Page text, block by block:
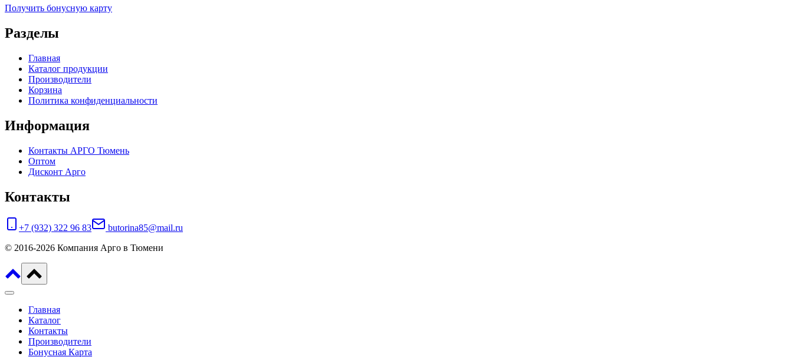
Получить бонусную карту
Разделы
Главная
Каталог продукции
Производители
Корзина
Политика конфиденциальности
Информация
Контакты АРГО Тюмень
Оптом
Дисконт Арго
Контакты
+7 (932) 322 96 83
butorina85@mail.ru
© 2016-2026 Компания Арго в Тюмени
Главная
Каталог
Контакты
Производители
Бонусная Карта